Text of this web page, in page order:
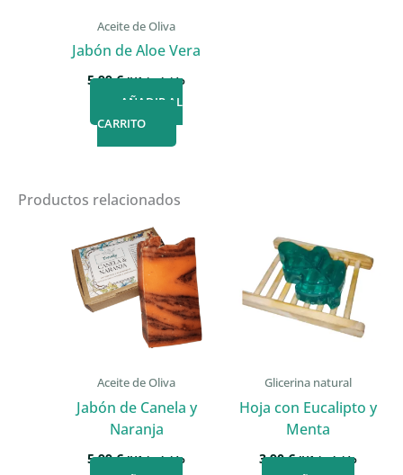
Aceite de Oliva
Jabón de Aloe Vera
5,99€ IVA incluido
AÑADIR AL
CARRITO
Productos relacionados
Aceite de Oliva
Jabón de Canela y
Naranja
5,99€ IVA incluido
Glicerina natural
Hoja con Eucalipto y
Menta
3,90€ IVA incluido